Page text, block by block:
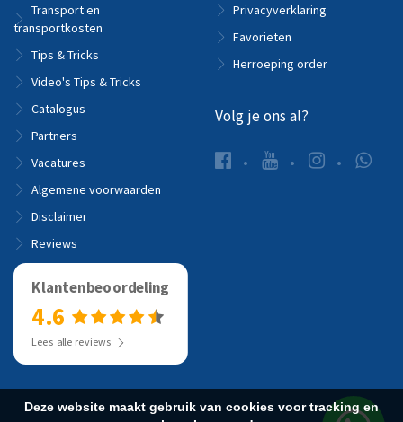
Transport en
transportkosten
Tips & Tricks
Video's Tips & Tricks
Catalogus
Partners
Vacatures
Algemene voorwaarden
Disclaimer
Reviews
Privacyverklaring
Favorieten
Herroeping order
Volg je ons al?
Klantenbeoordeling
4.6
Lees alle reviews
Deze website maakt gebruik van cookies voor tracking en